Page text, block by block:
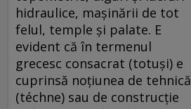
hidraulice, maşinării de tot
felul, temple şi palate. E
evident că în termenul
grecesc consacrat (totuşi) e
cuprinsă noţiunea de tehnică
(téchne) sau de construcţie